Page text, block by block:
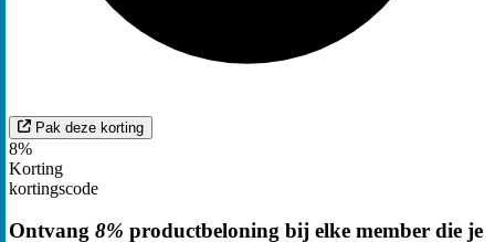
Pak deze korting
8%
Korting
kortingscode
Ontvang 8% productbeloning bij elke member die je